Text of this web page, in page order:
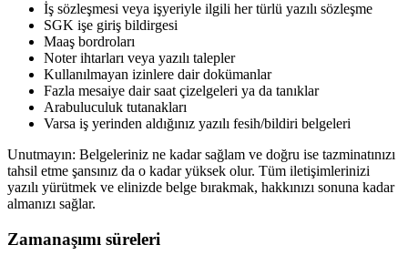
İş sözleşmesi veya işyeriyle ilgili her türlü yazılı sözleşme
SGK işe giriş bildirgesi
Maaş bordroları
Noter ihtarları veya yazılı talepler
Kullanılmayan izinlere dair dokümanlar
Fazla mesaiye dair saat çizelgeleri ya da tanıklar
Arabuluculuk tutanakları
Varsa iş yerinden aldığınız yazılı fesih/bildiri belgeleri
Unutmayın: Belgeleriniz ne kadar sağlam ve doğru ise tazminatınızı
tahsil etme şansınız da o kadar yüksek olur. Tüm iletişimlerinizi
yazılı yürütmek ve elinizde belge bırakmak, hakkınızı sonuna kadar
almanızı sağlar.
Zamanaşımı süreleri